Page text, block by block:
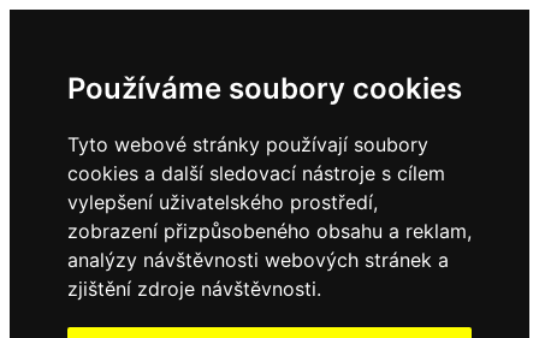
Používáme soubory cookies
Tyto webové stránky používají soubory
cookies a další sledovací nástroje s cílem
vylepšení uživatelského prostředí,
zobrazení přizpůsobeného obsahu a reklam,
analýzy návštěvnosti webových stránek a
zjištění zdroje návštěvnosti.